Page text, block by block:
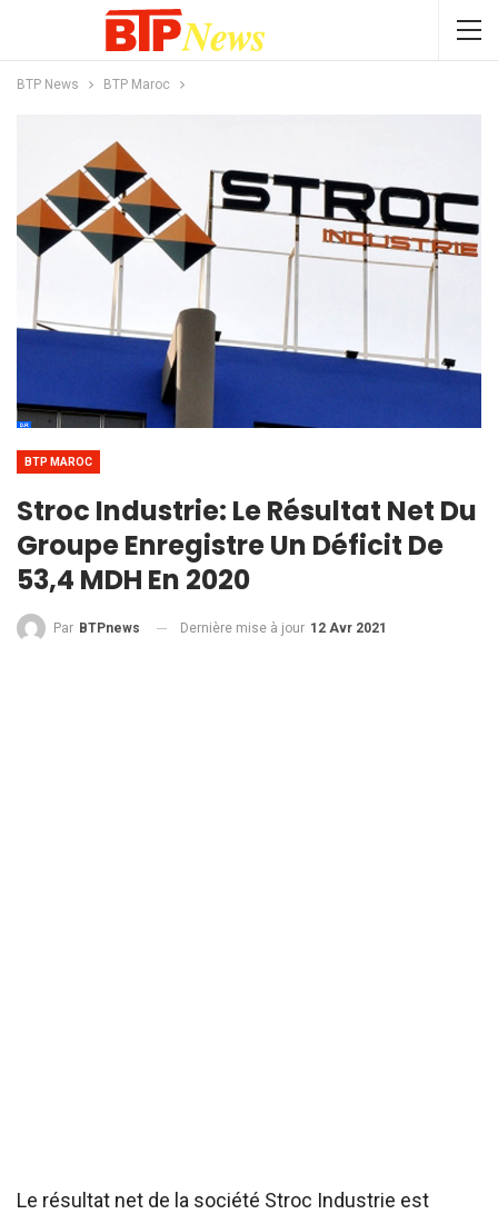
BTP News BTP Maroc
BTP MAROC
Stroc Industrie: Le Résultat Net Du
Groupe Enregistre Un Déficit De
53,4 MDH En 2020
Par BTPnews Dernière mise à jour 12 Avr 2021
Le résultat net de la société Stroc Industrie est